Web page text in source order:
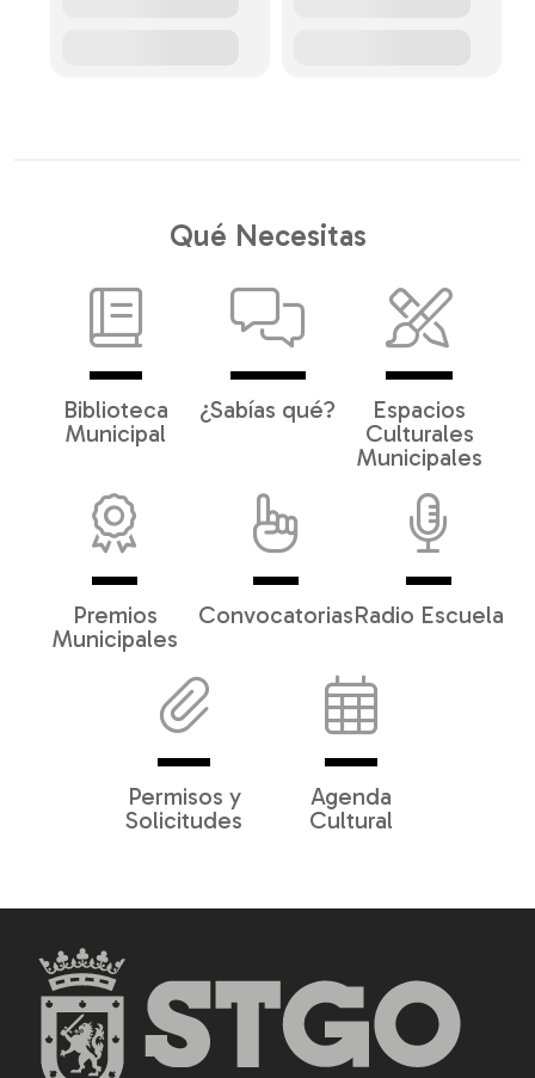
Qué Necesitas
Biblioteca
Municipal
¿Sabías qué?
Espacios
Culturales
Municipales
Premios
Municipales
ConvocatoriasRadio Escuela
Permisos y
Solicitudes
Agenda
Cultural